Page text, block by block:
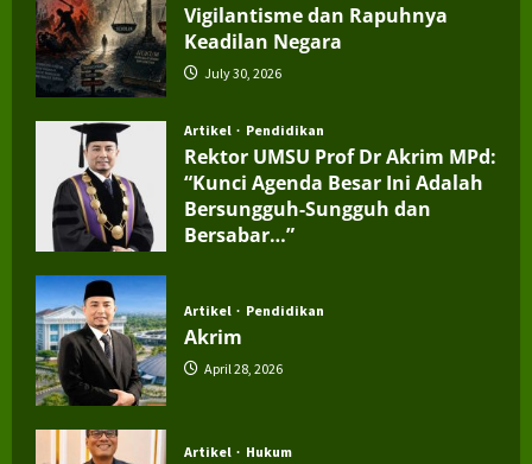
Vigilantisme dan Rapuhnya
Keadilan Negara
July 30, 2026
Artikel Pendidikan
Rektor UMSU Prof Dr Akrim MPd:
“Kunci Agenda Besar Ini Adalah
Bersungguh-Sungguh dan
Bersabar…”
Artikel Pendidikan
Akrim
April 28, 2026
Artikel Hukum